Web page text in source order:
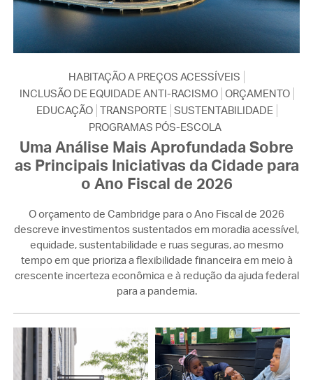
HABITAÇÃO A PREÇOS ACESSÍVEIS
INCLUSÃO DE EQUIDADE ANTI-RACISMO ORÇAMENTO
EDUCAÇÃO TRANSPORTE SUSTENTABILIDADE
PROGRAMAS PÓS-ESCOLA
Uma Análise Mais Aprofundada Sobre
as Principais Iniciativas da Cidade para
o Ano Fiscal de 2026
O orçamento de Cambridge para o Ano Fiscal de 2026
descreve investimentos sustentados em moradia acessível,
equidade, sustentabilidade e ruas seguras, ao mesmo
tempo em que prioriza a flexibilidade financeira em meio à
crescente incerteza econômica e à redução da ajuda federal
para a pandemia.